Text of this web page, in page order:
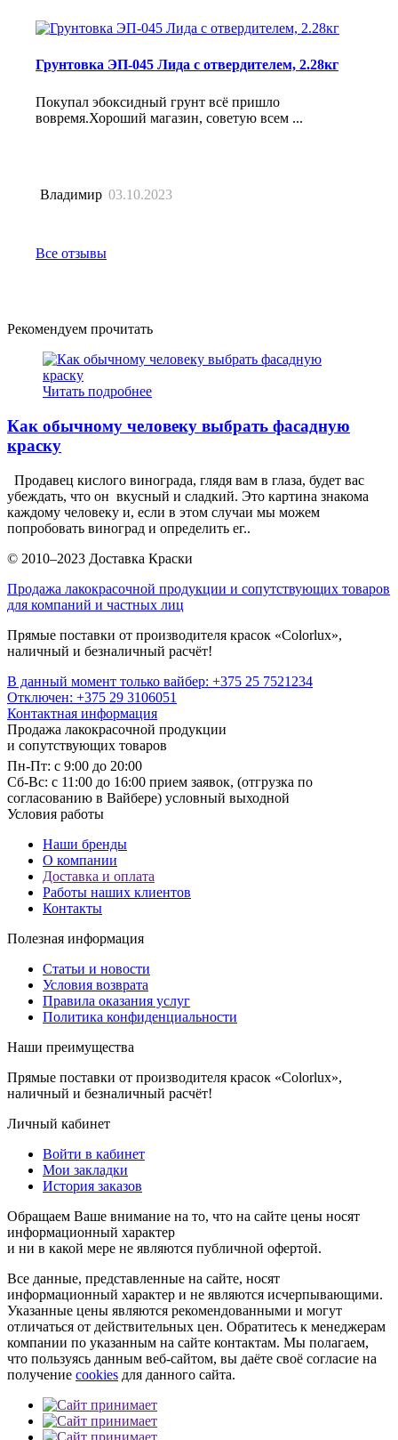
Грунтовка ЭП-045 Лида с отвердителем, 2.28кг
Покупал эбоксидный грунт всё пришло
вовремя.Хороший магазин, советую всем ...
Владимир 03.10.2023
Все отзывы
Рекомендуем прочитать
Читать подробнее
Как обычному человеку выбрать фасадную
краску
Продавец кислого винограда, глядя вам в глаза, будет вас
убеждать, что он вкусный и сладкий. Это картина знакома
каждому человеку и, если в этом случаи мы можем
попробовать виноград и определить ег..
© 2010–2023 Доставка Краски
Продажа лакокрасочной продукции и сопутствующих товаров
для компаний и частных лиц
Прямые поставки от производителя красок «Colorlux»,
наличный и безналичный расчёт!
В данный момент только вайбер: +375 25 7521234
Отключен: +375 29 3106051
Контактная информация
Продажа лакокрасочной продукции
и сопутствующих товаров
Пн-Пт: с 9:00 до 20:00
Cб-Вс: с 11:00 до 16:00 прием заявок, (отгрузка по
согласованию в Вайбере) условный выходной
Условия работы
Наши бренды
О компании
Доставка и оплата
Работы наших клиентов
Контакты
Полезная информация
Статьи и новости
Условия возврата
Правила оказания услуг
Политика конфиденциальности
Наши преимущества
Прямые поставки от производителя красок «Colorlux»,
наличный и безналичный расчёт!
Личный кабинет
Войти в кабинет
Мои закладки
История заказов
Обращаем Ваше внимание на то, что на сайте цены носят
информационный характер
и ни в какой мере не являются публичной офертой.
Все данные, представленные на сайте, носят
информационный характер и не являются исчерпывающими.
Указанные цены являются рекомендованными и могут
отличаться от действительных цен. Обратитесь к менеджерам
компании по указанным на сайте контактам. Мы полагаем,
что пользуясь данным веб-сайтом, вы даёте своё согласие на
получение cookies для данного сайта.